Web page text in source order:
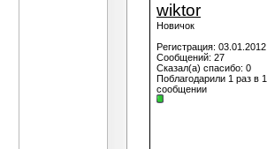
wiktor
Новичок
Регистрация: 03.01.2012
Сообщений: 27
Сказал(а) спасибо: 0
Поблагодарили 1 раз в 1
сообщении